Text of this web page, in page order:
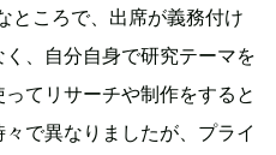
ところで、出席が義務付け
、自分自身で研究テーマを
てリサーチや制作をすると
で異なりましたが、プライ